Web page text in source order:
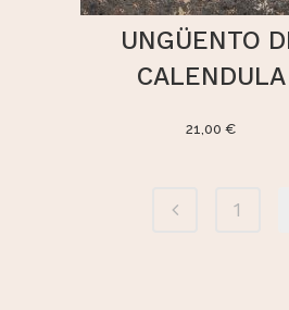
UNGÜENTO
CALENDULA
21,00 €
1